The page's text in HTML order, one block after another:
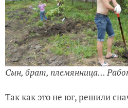
Сын, брат, племянница…
Так как это не юг, решили